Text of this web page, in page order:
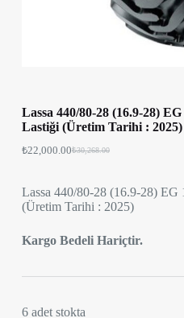
Lassa 440/80-28 (16.9-28)
Lastiği (Üretim Tarihi : 2025)
₺30,268.00
₺22,000.00
Lassa 440/80-28 (16.9-28)
(Üretim Tarihi : 2025)
Kargo Bedeli Hariçtir.
6 adet stokta